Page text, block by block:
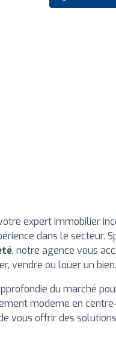
expert immobilier
dans le secteur.
, notre agence vous
vendre ou louer un bien.
du marché
moderne en
vous offrir des